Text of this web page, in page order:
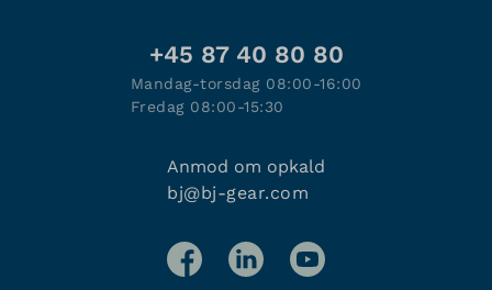
+45 87 40 80 80
Mandag-torsdag 08:00-16:00
Fredag 08:00-15:30
Anmod om opkald
bj@bj-gear.com